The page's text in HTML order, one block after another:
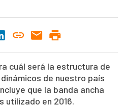
cuál será la estructura de
de nuestro país
que la banda ancha
utilizado en 2016.